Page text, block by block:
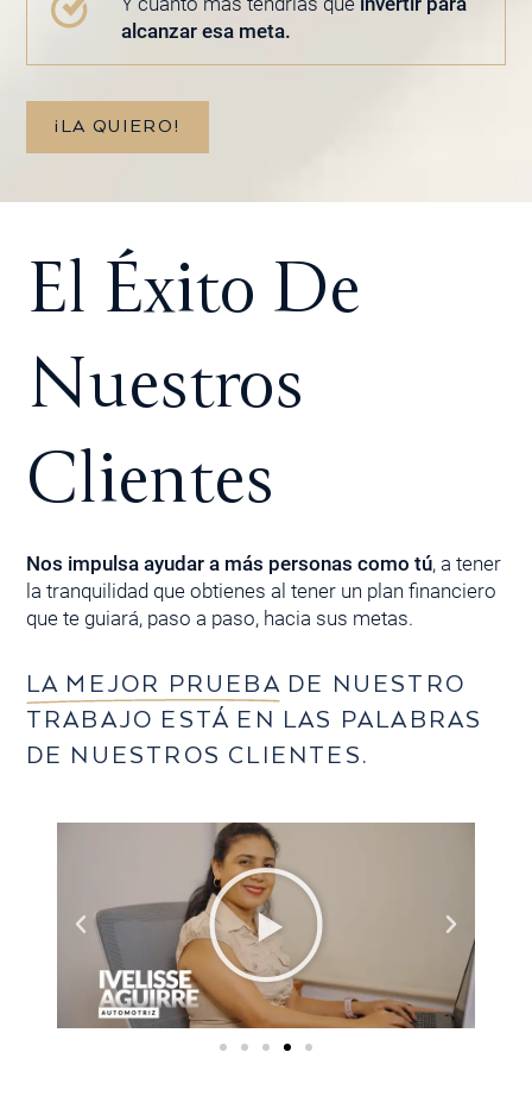
alcanzar esa meta.
¡LA QUIERO!
El Éxito De
Nuestros
Clientes
Nos impulsa ayudar a más personas como tú, a tener
la tranquilidad que obtienes al tener un plan financiero
que te guiará, paso a paso, hacia sus metas.
LA MEJOR PRUEBADE NUESTRO
TRABAJO ESTÁ EN LAS PALABRAS
DE NUESTROS CLIENTES.